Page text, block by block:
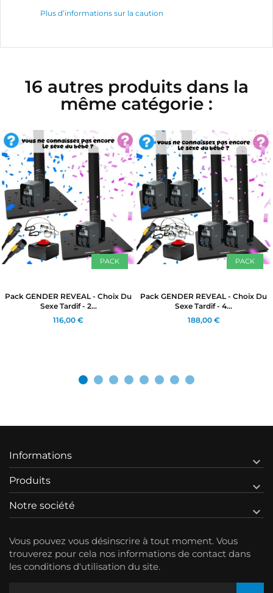
Plus d’informations sur la caution
16 autres produits dans la
même catégorie :
PACK
Pack GENDER REVEAL - Choix Du
Sexe Tardif - 2...
116,00 €
PACK
Pack GENDER REVEAL - Choix Du
Sexe Tardif - 4...
188,00 €
Informations 
Produits 
Notre société 
Vous pouvez vous désinscrire à tout moment. Vous
trouverez pour cela nos informations de contact dans
les conditions d'utilisation du site.